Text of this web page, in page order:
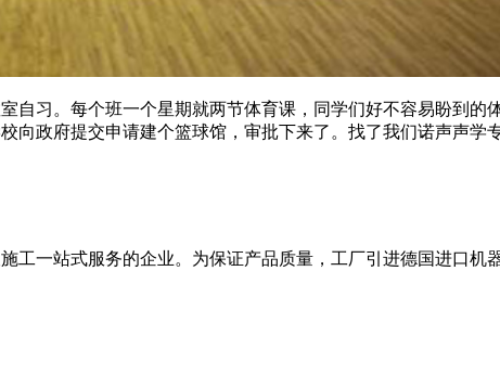
习。每个班一个星期就两节体育课，同学们好不容易盼到的
政府提交申请建个篮球馆，审批下来了。找了我们诺声声学
工一站式服务的企业。为保证产品质量，工厂引进德国进口机